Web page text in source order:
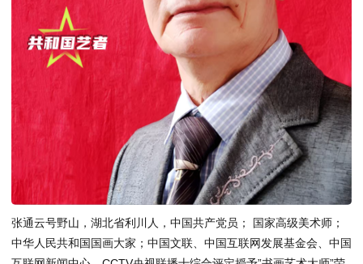
张通云号野山，湖北省利川人，中国共产党员； 国家高级美术师；
中华人民共和国国画大家；中国文联、中国互联网发展基金会、中国